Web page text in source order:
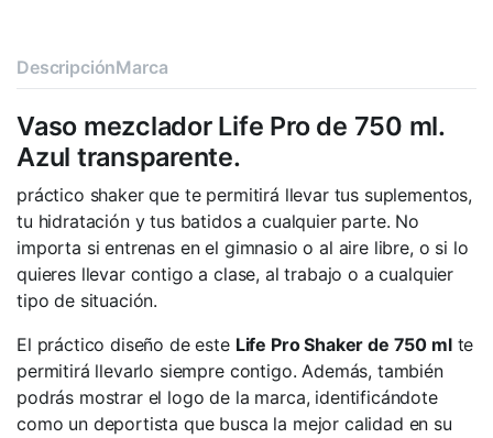
DescripciónMarca
Vaso mezclador Life Pro de 750 ml.
Azul transparente.
práctico shaker que te permitirá llevar tus suplementos,
tu hidratación y tus batidos a cualquier parte. No
importa si entrenas en el gimnasio o al aire libre, o si lo
quieres llevar contigo a clase, al trabajo o a cualquier
tipo de situación.
El práctico diseño de este Life Pro Shaker de 750 mlte
permitirá llevarlo siempre contigo. Además, también
podrás mostrar el logo de la marca, identificándote
como un deportista que busca la mejor calidad en su